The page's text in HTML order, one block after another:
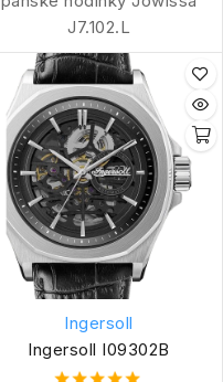
J7.102.L
Ingersoll
Ingersoll I09302B